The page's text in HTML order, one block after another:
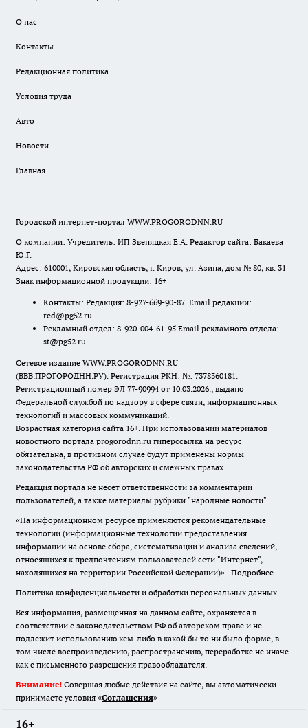
О нас
Контакты
Редакционная политика
Условия труда
Авто
Новости
Главная
Городской интернет-портал WWW.PROGORODNN.RU
О компании: Учредитель: ИП Звеняцкая Е.А. Редактор сайта: Бакаева
Ю.Г.
Адрес: 610001, Кировская область, г. Киров, ул. Азина, дом № 80, кв. 31
Знак информационной продукции: 16+
Контакты: Редакция: 8-927-669-90-87 Email редакции:
red@pg52.ru
Рекламный отдел: 8-920-004-61-95 Email рекламного отдела:
st@pg52.ru
Сетевое издание WWW.PROGORODNN.RU
(ВВВ.ПРОГОРОДНН.РУ). Регистрация РКН: №: 7378360181.
Регистрационный номер ЭЛ 77-90994 от 10.03.2026., выдано
Федеральной службой по надзору в сфере связи, информационных
технологий и массовых коммуникаций.
Возрастная категория сайта 16+. При использовании материалов
новостного портала progorodnn.ru гиперссылка на ресурс
обязательна, в противном случае будут применены нормы
законодательства РФ об авторских и смежных правах.
Редакция портала не несет ответственности за комментарии
пользователей, а также материалы рубрики "народные новости".
«На информационном ресурсе применяются рекомендательные
технологии (информационные технологии предоставления
информации на основе сбора, систематизации и анализа сведений,
относящихся к предпочтениям пользователей сети "Интернет",
находящихся на территории Российской Федерации)». Подробнее
Политика конфиденциальности и обработки персональных данных
Вся информация, размещенная на данном сайте, охраняется в
соответствии с законодательством РФ об авторском праве и не
подлежит использованию кем-либо в какой бы то ни было форме, в
том числе воспроизведению, распространению, переработке не иначе
как с письменного разрешения правообладателя.
Внимание! Совершая любые действия на сайте, вы автоматически
принимаете условия «Cоглашения»
16+